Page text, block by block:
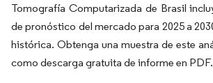
Tomografía Computarizada de Brasil
de pronóstico del mercado para 2025 a
histórica. Obtenga una muestra de este
como descarga gratuita de informe en PDF.